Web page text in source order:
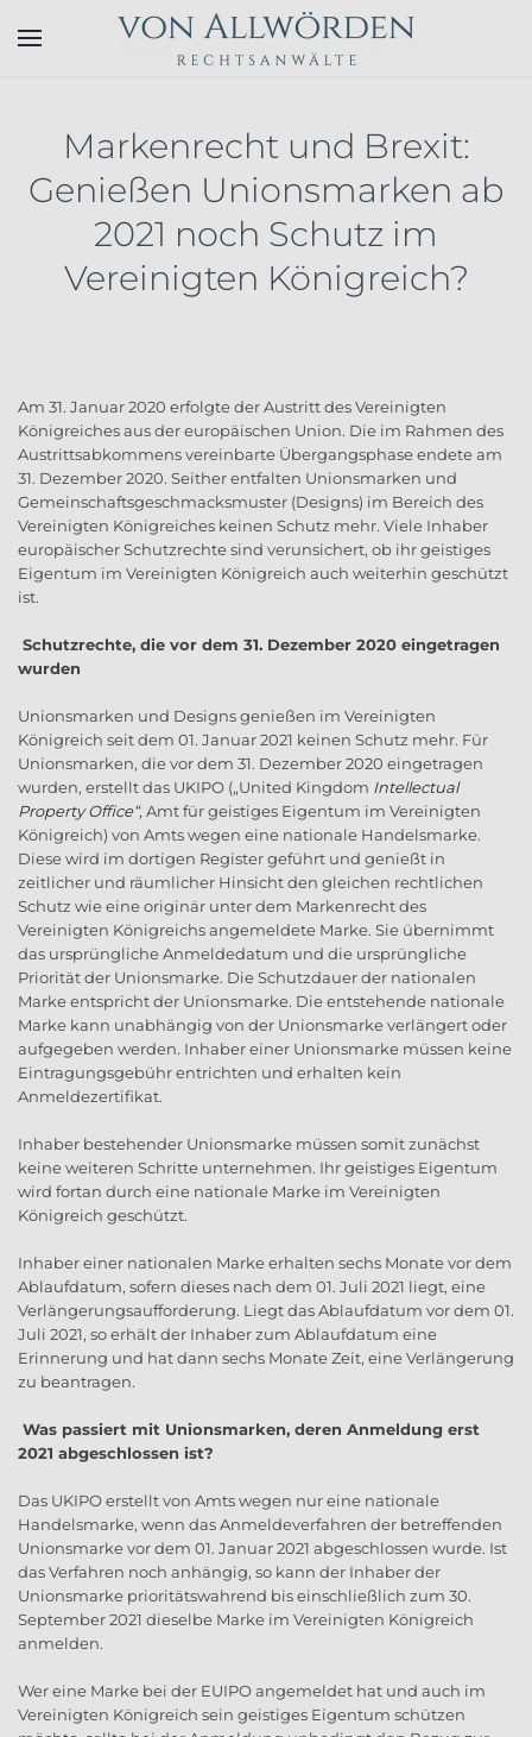
Skip to main content
Markenrecht und Brexit:
Genießen Unionsmarken ab
2021 noch Schutz im
Vereinigten Königreich?
Am 31. Januar 2020 erfolgte der Austritt des Vereinigten
Königreiches aus der europäischen Union. Die im Rahmen des
Austrittsabkommens vereinbarte Übergangsphase endete am
31. Dezember 2020. Seither entfalten Unionsmarken und
Gemeinschaftsgeschmacksmuster (Designs) im Bereich des
Vereinigten Königreiches keinen Schutz mehr. Viele Inhaber
europäischer Schutzrechte sind verunsichert, ob ihr geistiges
Eigentum im Vereinigten Königreich auch weiterhin geschützt
ist.
Schutzrechte, die vor dem 31. Dezember 2020 eingetragen
wurden
Unionsmarken und Designs genießen im Vereinigten
Königreich seit dem 01. Januar 2021 keinen Schutz mehr. Für
Unionsmarken, die vor dem 31. Dezember 2020 eingetragen
wurden, erstellt das UKIPO („United Kingdom Intellectual
Property Office“, Amt für geistiges Eigentum im Vereinigten
Königreich) von Amts wegen eine nationale Handelsmarke.
Diese wird im dortigen Register geführt und genießt in
zeitlicher und räumlicher Hinsicht den gleichen rechtlichen
Schutz wie eine originär unter dem Markenrecht des
Vereinigten Königreichs angemeldete Marke. Sie übernimmt
das ursprüngliche Anmeldedatum und die ursprüngliche
Priorität der Unionsmarke. Die Schutzdauer der nationalen
Marke entspricht der Unionsmarke. Die entstehende nationale
Marke kann unabhängig von der Unionsmarke verlängert oder
aufgegeben werden. Inhaber einer Unionsmarke müssen keine
Eintragungsgebühr entrichten und erhalten kein
Anmeldezertifikat.
Inhaber bestehender Unionsmarke müssen somit zunächst
keine weiteren Schritte unternehmen. Ihr geistiges Eigentum
wird fortan durch eine nationale Marke im Vereinigten
Königreich geschützt.
Inhaber einer nationalen Marke erhalten sechs Monate vor dem
Ablaufdatum, sofern dieses nach dem 01. Juli 2021 liegt, eine
Verlängerungsaufforderung. Liegt das Ablaufdatum vor dem 01.
Juli 2021, so erhält der Inhaber zum Ablaufdatum eine
Erinnerung und hat dann sechs Monate Zeit, eine Verlängerung
zu beantragen.
Was passiert mit Unionsmarken, deren Anmeldung erst
2021 abgeschlossen ist?
Das UKIPO erstellt von Amts wegen nur eine nationale
Handelsmarke, wenn das Anmeldeverfahren der betreffenden
Unionsmarke vor dem 01. Januar 2021 abgeschlossen wurde. Ist
das Verfahren noch anhängig, so kann der Inhaber der
Unionsmarke prioritätswahrend bis einschließlich zum 30.
September 2021 dieselbe Marke im Vereinigten Königreich
anmelden.
Wer eine Marke bei der EUIPO angemeldet hat und auch im
Vereinigten Königreich sein geistiges Eigentum schützen